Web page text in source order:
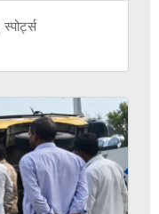
स्पोर्ट्स